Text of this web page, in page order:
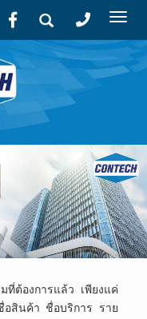
ที่ต้องการแล้ว เพียงแค่
สินค้า ชื่อบริการ ราย